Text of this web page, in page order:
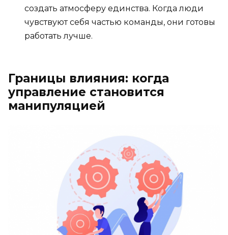
создать атмосферу единства. Когда люди
чувствуют себя частью команды, они готовы
работать лучше.
Границы влияния: когда
управление становится
манипуляцией